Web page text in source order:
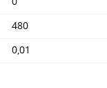
480
0,01